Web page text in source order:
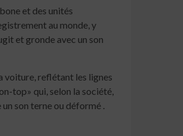
et des unités
au monde, y
et gronde avec un son
voiture, reflétant les lignes
top» qui, selon la société,
son terne ou déformé .